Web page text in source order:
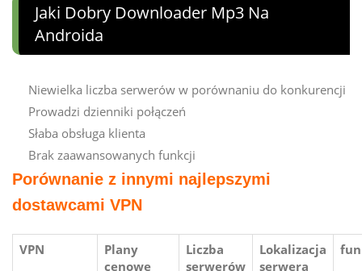
Jaki Dobry Downloader Mp3 Na
Androida
Niewielka liczba serwerów w porównaniu do konkurencji
Prowadzi dzienniki połączeń
Słaba obsługa klienta
Brak zaawansowanych funkcji
Porównanie z innymi najlepszymi
dostawcami VPN
VPN
Plany
cenowe
Liczba
serwerów
Lokalizacja
serwera